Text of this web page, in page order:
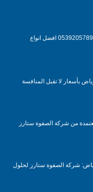
شركة مكافحة حشرات بالرياض 0539205789 افضل انواع
بأسعار لا تقبل المنافسة
من شركة الصفوة ستارز
شركة الصفوة ستارز لحلول